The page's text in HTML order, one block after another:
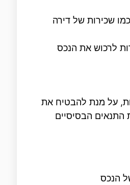
שכירות של דירה
לרכוש את הנכס
על מנת להבטיח את
התנאים הבסיסיים
הנכס